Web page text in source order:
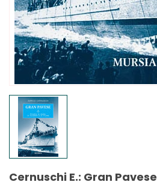
Cernuschi E.: Gran Pavese